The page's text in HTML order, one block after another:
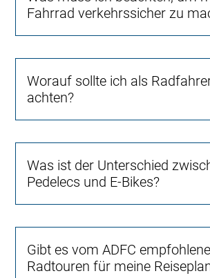
Fahrrad verkehrssicher zu
Worauf sollte ich als
achten?
Was ist der Unterschied
Pedelecs und E-Bikes?
Gibt es vom ADFC empfohlene
Radtouren für meine